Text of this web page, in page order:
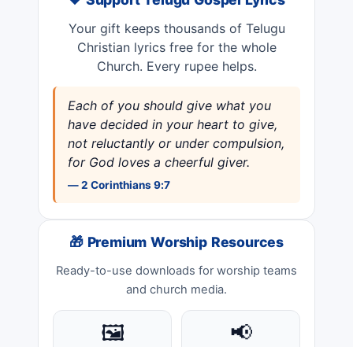
Your gift keeps thousands of Telugu
Christian lyrics free for the whole
Church. Every rupee helps.
Each of you should give what you
have decided in your heart to give,
not reluctantly or under compulsion,
for God loves a cheerful giver.
— 2 Corinthians 9:7
🎁 Premium Worship Resources
Ready-to-use downloads for worship teams
and church media.
🖼️ 📢